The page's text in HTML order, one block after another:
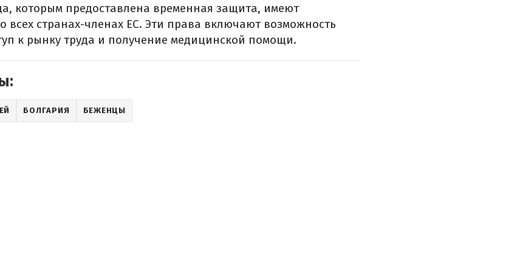
которым предоставлена временная защита, имеют
всех странах-членах ЕС. Эти права включают возможность
к рынку труда и получение медицинской помощи.
БОЛГАРИЯ БЕЖЕНЦЫ